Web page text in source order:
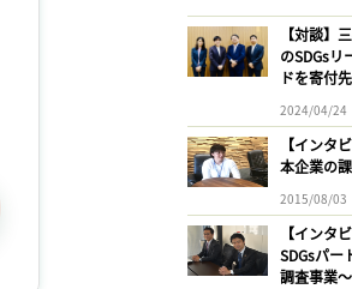
【対談】
のSDGsリ
ドを寄付
2024/04/24
【インタ
本企業の
2015/08/03
【インタ
SDGsパー
調査事業